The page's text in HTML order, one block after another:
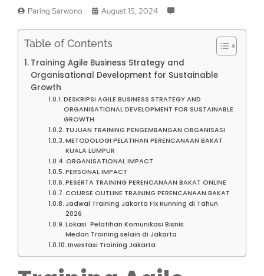
Paring Sarwono August 15, 2024
Table of Contents
Training Agile Business Strategy and
Organisational Development for Sustainable
Growth
DESKRIPSI AGILE BUSINESS STRATEGY AND
ORGANISATIONAL DEVELOPMENT FOR SUSTAINABLE
GROWTH
TUJUAN TRAINING PENGEMBANGAN ORGANISASI
METODOLOGI PELATIHAN PERENCANAAN BAKAT
KUALA LUMPUR
ORGANISATIONAL IMPACT
PERSONAL IMPACT
PESERTA TRAINING PERENCANAAN BAKAT ONLINE
COURSE OUTLINE TRAINING PERENCANAAN BAKAT
Jadwal Training Jakarta Fix Running di Tahun
2026
Lokasi Pelatihan Komunikasi Bisnis
Medan Training selain di Jakarta
Investasi Training Jakarta